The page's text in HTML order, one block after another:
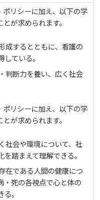
ポリシーに加え、以下の学
が求められます。
成するとともに、看護の
ている。
判断力を養い、広く社会
ポリシーに加え、以下の学
が求められます。
社会や環境について、社
踏まえて理解できる。
在である人間の健康につ
・死の各視点で心と体の
。